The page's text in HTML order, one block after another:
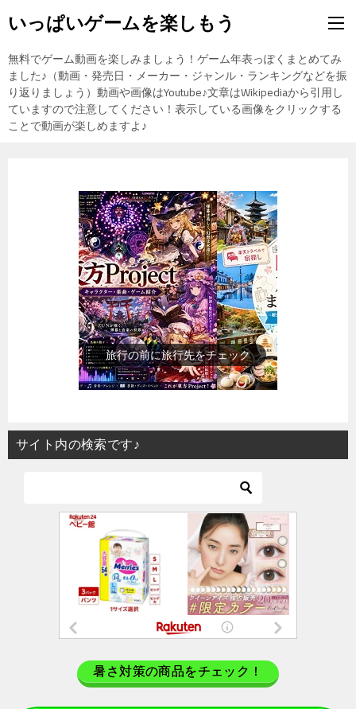
いっぱいゲームを楽しもう
無料でゲーム動画を楽しみましょう！ゲーム年表っぽくまとめてみ
ました♪（動画・発売日・メーカー・ジャンル・ランキングなどを振
り返りましょう）動画や画像はYoutube♪文章はWikipediaから引用し
ていますので注意してください！表示している画像をクリックする
ことで動画が楽しめますよ♪
旅行の前に旅行先をチェック
サイト内の検索です♪
暑さ対策の商品をチェック！